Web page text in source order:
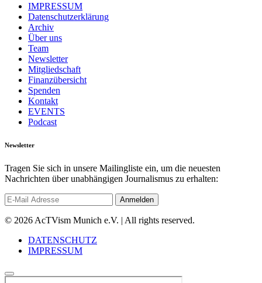
IMPRESSUM
Datenschutzerklärung
Archiv
Über uns
Team
Newsletter
Mitgliedschaft
Finanzübersicht
Spenden
Kontakt
EVENTS
Podcast
Newsletter
Tragen Sie sich in unsere Mailingliste ein, um die neuesten
Nachrichten über unabhängigen Journalismus zu erhalten:
© 2026 AcTVism Munich e.V. | All rights reserved.
DATENSCHUTZ
IMPRESSUM